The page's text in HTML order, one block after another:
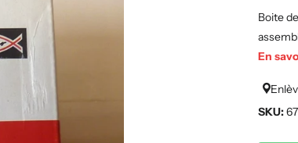
Boite
En
SKU: